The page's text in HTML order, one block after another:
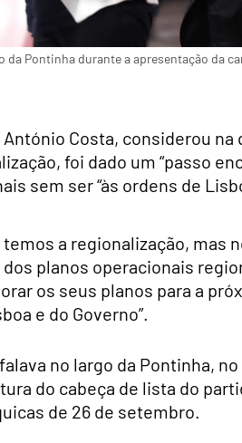
da Pontinha durante a apresentação da
Costa, considerou
foi dado um “passo
sem ser “às ordens de
temos a regionalização, mas
planos operacionais
os seus planos para a
e do Governo”.
no largo da Pontinha,
do cabeça de lista do
de 26 de setembro.